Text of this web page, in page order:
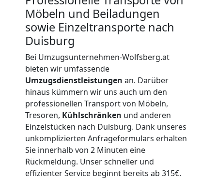
Möbeln und Beiladungen
sowie Einzeltransporte nach
Duisburg
Bei Umzugsunternehmen-Wolfsberg.at
bieten wir umfassende
Umzugsdienstleistungen an. Darüber
hinaus kümmern wir uns auch um den
professionellen Transport von Möbeln,
Tresoren, Kühlschränken und anderen
Einzelstücken nach Duisburg. Dank unseres
unkomplizierten Anfrageformulars erhalten
Sie innerhalb von 2 Minuten eine
Rückmeldung. Unser schneller und
effizienter Service beginnt bereits ab 315€.
Umzug
und
Lagerung
Wolfsberg
Full-
Service-